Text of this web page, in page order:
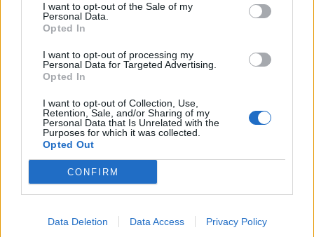
I want to opt-out of the Sale of my
Personal Data.
Opted In
I want to opt-out of processing my
Personal Data for Targeted Advertising.
Opted In
I want to opt-out of Collection, Use,
Retention, Sale, and/or Sharing of my
Personal Data that Is Unrelated with the
Purposes for which it was collected.
Opted Out
CONFIRM
Data Deletion Data Access Privacy Policy
AVG
6
Aktivne poletne počitnice z ustvarjalci Studia
Spin
AVG
6
Srečanje članov Gobarskega društva Marauh
Velenje
AVG
6
Moč branja: Beremo pod krošnjami
19:00
AVG
7
Večer pesmi Đorđa Balaševića
20:00
Vsi dogodki →